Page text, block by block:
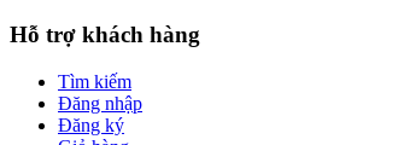
Hỗ trợ khách hàng
Tìm kiếm
Đăng nhập
Đăng ký